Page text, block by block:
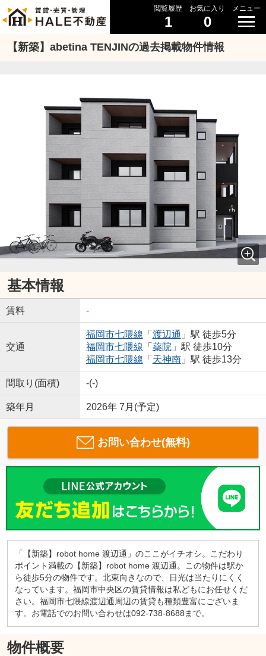
閲覧履歴
1
お気に入り
0
メニュー
【新築】abetina TENJINの過去掲載物件情報
基本情報
賃料 -
交通
福岡市七隈線 「 渡辺通 」駅 徒歩5分
福岡市七隈線 「 薬院 」駅 徒歩10分
福岡市七隈線 「 天神南」駅 徒歩13分
間取り(面積) -(-)
築年月 2026年 7月(予定)
お問い合わせ(無料)
「【新築】robot home 渡辺通」のここがイチオシ。こだわり
ポイント満載の【新築】robot home 渡辺通。この物件は駅か
ら徒歩5分の物件です。北東向きなので、日光は当たりにくく
なっています。福岡市中央区の賃貸情報は私どもにお任せくだ
さい。福岡市七隈線渡辺通周辺の賃貸も種類豊富にございま
す。お電話でのお問い合わせは092-738-8688まで。
物件概要